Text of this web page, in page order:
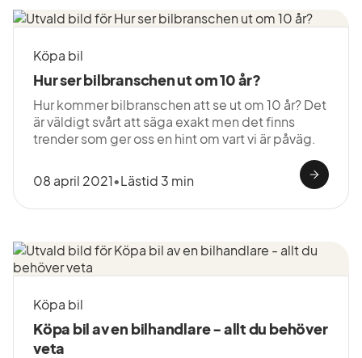
Köpa bil
Hur ser bilbranschen ut om 10 år?
Hur kommer bilbranschen att se ut om 10 år? Det
är väldigt svårt att säga exakt men det finns
trender som ger oss en hint om vart vi är påväg.
08 april 2021•Lästid 3 min
Köpa bil
Köpa bil av en bilhandlare - allt du behöver
veta